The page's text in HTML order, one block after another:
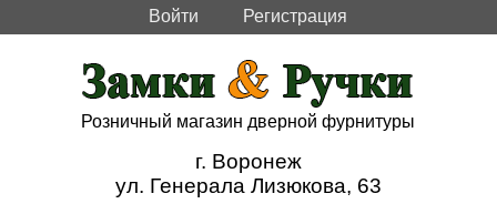
Войти Регистрация
Розничный магазин дверной фурнитуры
г. Воронеж
ул. Генерала Лизюкова, 63